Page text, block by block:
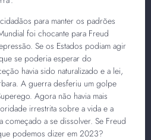
para manter os padrões
foi chocante para Freud
Se os Estados podiam agir
se poderia esperar do
havia sido naturalizado e a lei,
A guerra desferiu um golpe
Agora não havia mais
irrestrita sobre a vida e a
começado a se dissolver. Se Freud
podemos dizer em 2023?